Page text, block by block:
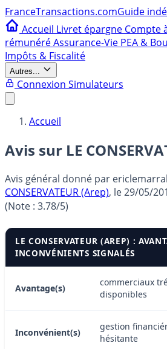
FranceTransactions.comGuide
Accueil Livret épargne Compte
rémunéréAssurance-Vie PEA &
Impôts & Fiscalité
Autres...
Connexion Simulateurs
Accueil
Avis sur LE
Avis général donné par
CONSERVATEUR (Arep), le29/05/
(Note : 3.78/5)
LE CONSERVATEUR (AREP) :
INCONVÉNIENTS SIGNALÉS
Avantage(s)
commerciaux
disponibles
Inconvénient(s)
gestion
hésitante